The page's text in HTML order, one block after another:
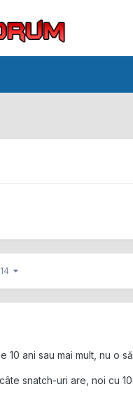
14
10 ani sau mai mult, nu o
snatch-uri are, noi cu